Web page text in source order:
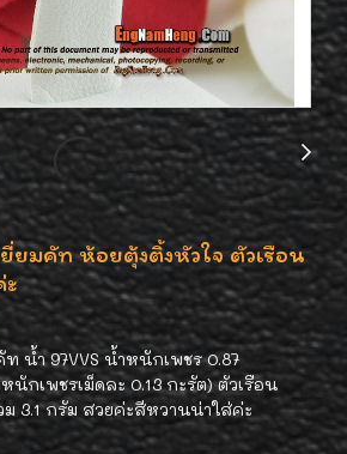
ยี่ยมคัท ห้อยตุ้งติ้งหัวใจ ตัวเรือน
ท น้ำ 97VVS น้ำหนักเพชร 0.87
นักเพชรเม็ดละ 0.13 กะรัต) ตัวเรือน
3.1 กรัม สวยค่ะสีหวานน่าใส่ค่ะ